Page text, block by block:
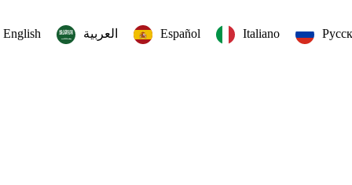
English العربية‏ Español Italiano